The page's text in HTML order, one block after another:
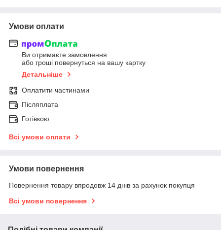
Умови оплати
Ви отримаєте замовлення
або гроші повернуться на вашу картку
Детальніше
Оплатити частинами
Післяплата
Готівкою
Всі умови оплати
Умови повернення
Повернення товару впродовж 14 днів за рахунок покупця
Всі умови повернення